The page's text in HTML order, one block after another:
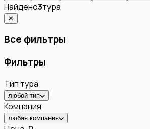
Найдено3тура
✕
Все фильтры
Фильтры
Тип тура
любой тип
Компания
любая компания